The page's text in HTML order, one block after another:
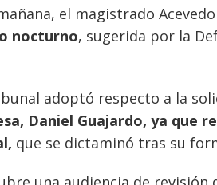
el magistrado
nocturno, sugerida por la
adoptó respecto a la
Daniel Guajardo, ya que
que se dictaminó tras su